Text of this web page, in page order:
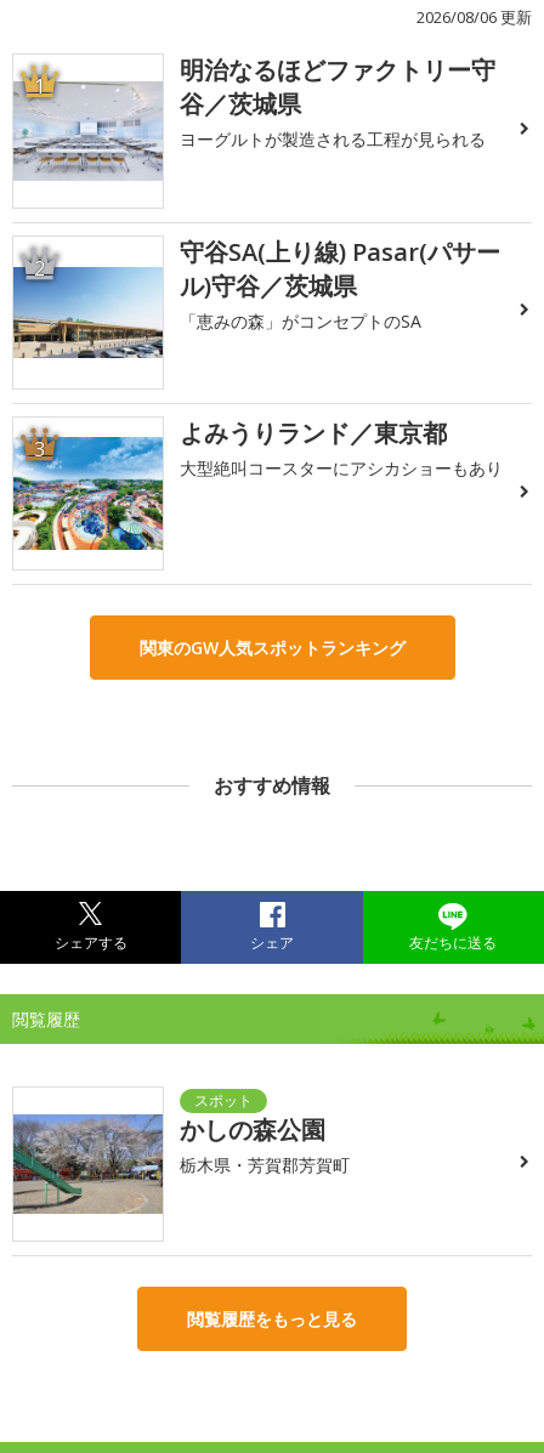
2026/08/06 更新
1
明治なるほどファクトリー守
谷／茨城県
ヨーグルトが製造される工程が見られる
2
守谷SA(上り線) Pasar(パサー
ル)守谷／茨城県
「恵みの森」がコンセプトのSA
3 よみうりランド／東京都
大型絶叫コースターにアシカショーもあり
関東のGW人気スポットランキング
おすすめ情報
シェアする シェア 友だちに送る
閲覧履歴
かしの森公園
栃木県・芳賀郡芳賀町
閲覧履歴をもっと見る